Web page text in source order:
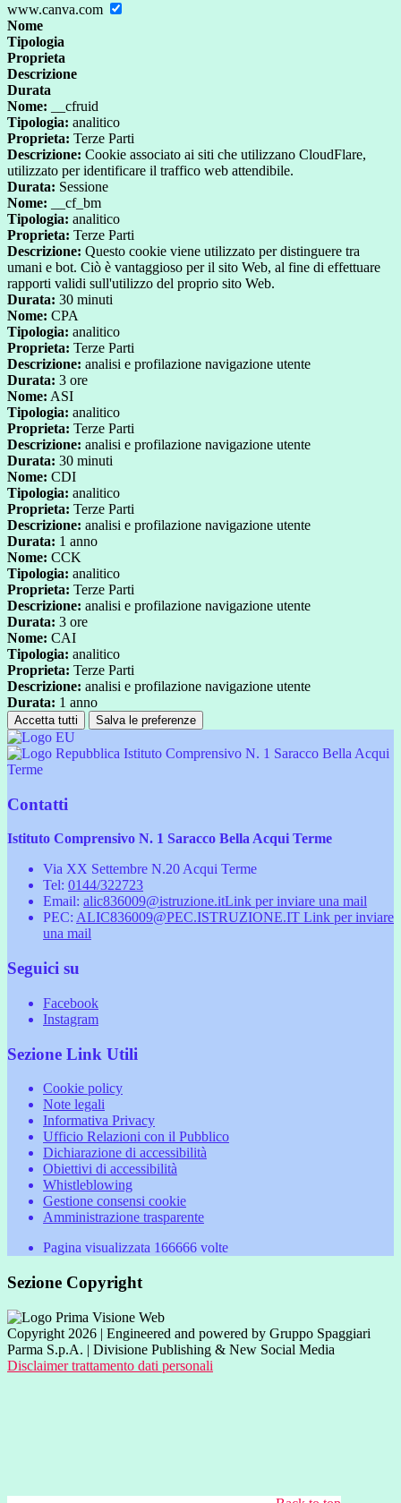
www.canva.com
Nome
Tipologia
Proprieta
Descrizione
Durata
Nome: __cfruid
Tipologia: analitico
Proprieta: Terze Parti
Descrizione: Cookie associato ai siti che utilizzano CloudFlare,
utilizzato per identificare il traffico web attendibile.
Durata: Sessione
Nome: __cf_bm
Tipologia: analitico
Proprieta: Terze Parti
Descrizione: Questo cookie viene utilizzato per distinguere tra
umani e bot. Ciò è vantaggioso per il sito Web, al fine di effettuare
rapporti validi sull'utilizzo del proprio sito Web.
Durata: 30 minuti
Nome: CPA
Tipologia: analitico
Proprieta: Terze Parti
Descrizione: analisi e profilazione navigazione utente
Durata: 3 ore
Nome: ASI
Tipologia: analitico
Proprieta: Terze Parti
Descrizione: analisi e profilazione navigazione utente
Durata: 30 minuti
Nome: CDI
Tipologia: analitico
Proprieta: Terze Parti
Descrizione: analisi e profilazione navigazione utente
Durata: 1 anno
Nome: CCK
Tipologia: analitico
Proprieta: Terze Parti
Descrizione: analisi e profilazione navigazione utente
Durata: 3 ore
Nome: CAI
Tipologia: analitico
Proprieta: Terze Parti
Descrizione: analisi e profilazione navigazione utente
Durata: 1 anno
Accetta tutti Salva le preferenze
Istituto Comprensivo N. 1 Saracco Bella Acqui
Terme
Contatti
Istituto Comprensivo N. 1 Saracco Bella Acqui Terme
Via XX Settembre N.20 Acqui Terme
Tel: 0144/322723
Email: alic836009@istruzione.itLink per inviare una mail
PEC: ALIC836009@PEC.ISTRUZIONE.IT Link per inviare
una mail
Seguici su
Facebook
Instagram
Sezione Link Utili
Cookie policy
Note legali
Informativa Privacy
Ufficio Relazioni con il Pubblico
Dichiarazione di accessibilità
Obiettivi di accessibilità
Whistleblowing
Gestione consensi cookie
Amministrazione trasparente
Pagina visualizzata 166666 volte
Sezione Copyright
Copyright 2026 | Engineered and powered by Gruppo Spaggiari
Parma S.p.A. | Divisione Publishing & New Social Media
Disclaimer trattamento dati personali